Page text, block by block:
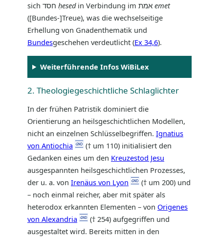
ḥesed
emet
([Bundes-]Treue), was die wechselseitige
Erhellung von Gnadenthematik und
Bundesgeschehen verdeutlicht (Ex 34,6).
Weiterführende Infos WiBiLex
2. Theologiegeschichtliche Schlaglichter
In der frühen Patristik dominiert die
Orientierung an heilsgeschichtlichen Modellen,
nicht an einzelnen Schlüsselbegriffen. Ignatius
von Antiochia
(† um 110) initialisiert den
Gedanken eines um den Kreuzestod Jesu
ausgespannten heilsgeschichtlichen Prozesses,
der u. a. von Irenäus von Lyon
(† um 200) und
– noch einmal reicher, aber mit später als
heterodox erkannten Elementen – von Origenes
von Alexandria
(† 254) aufgegriffen und
ausgestaltet wird. Bereits mitten in den